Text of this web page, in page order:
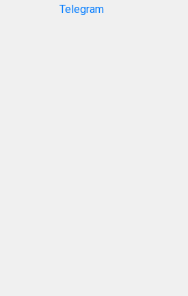
Telegram